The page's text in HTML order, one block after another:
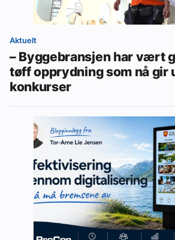
Aktuelt
– Byggebransjen har vært
tøff opprydning som nå gir
konkurser